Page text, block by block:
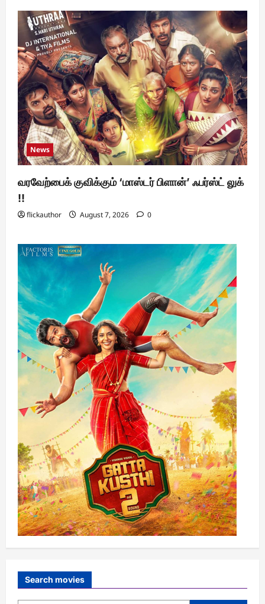
News
வரவேற்பைக் குவிக்கும் ‘மாஸ்டர் பிளான்’ ஃபர்ஸ்ட் லுக்
!!
flickauthor August 7, 2026 0
Search movies